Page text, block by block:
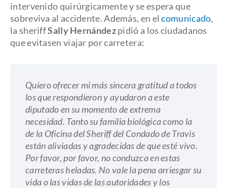
intervenido quirúrgicamente y se espera que
sobreviva al accidente. Además, en elcomunicado,
la sheriffSally Hernándezpidió a los ciudadanos
que evitasen viajar por carretera:
Quiero ofrecer mi más sincera gratitud a todos
los que respondieron y ayudaron a este
diputado en su momento de extrema
necesidad. Tanto su familia biológica como la
de la Oficina del Sheriff del Condado de Travis
están aliviadas y agradecidas de que esté vivo.
Por favor, por favor, no conduzca en estas
carreteras heladas. No vale la pena arriesgar su
vida o las vidas de las autoridades y los